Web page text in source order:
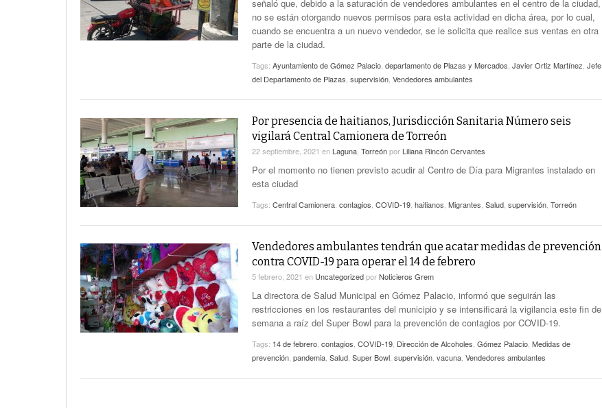
señaló que, debido a la saturación de vendedores ambulantes en el centro de la ciudad,
no se están otorgando nuevos permisos para esta actividad en dicha área, por lo cual,
cuando se encuentra a un nuevo vendedor, se le solicita que realice sus ventas en otra
parte de la ciudad.
Tags: Ayuntamiento de Gómez Palacio departamento de Plazas y Mercados Javier Ortiz Martínez Jefe
del Departamento de Plazas supervisión Vendedores ambulantes
Por presencia de haitianos, Jurisdicción Sanitaria Número seis
vigilará Central Camionera de Torreón
22 septiembre, 2021 en Laguna Torreónpor Liliana Rincón Cervantes
Por el momento no tienen previsto acudir al Centro de Día para Migrantes instalado en
esta ciudad
Tags: Central Camionera contagios COVID-19 haitianos Migrantes Salud supervisión Torreón
Vendedores ambulantes tendrán que acatar medidas de prevención
contra COVID-19 para operar el 14 de febrero
5 febrero, 2021 en UncategorizedporNoticieros Grem
La directora de Salud Municipal en Gómez Palacio, informó que seguirán las
restricciones en los restaurantes del municipio y se intensificará la vigilancia este fin de
semana a raíz del Super Bowl para la prevención de contagios por COVID-19.
Tags: 14 de febrero contagios COVID-19 Dirección de Alcoholes Gómez Palacio Medidas de
prevención pandemia Salud Super Bowl supervisión vacuna Vendedores ambulantes